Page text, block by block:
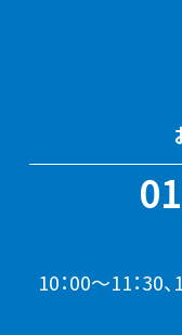
10：00～11：30